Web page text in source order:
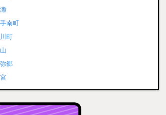
南町
町
郷